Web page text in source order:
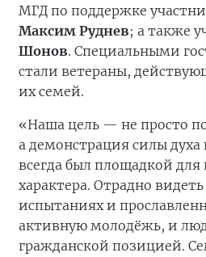
МГД по поддержке
Максим Руднев; а также
Шонов. Специальными
стали ветераны,
их семей.
«Наша цель — не просто
а демонстрация силы духа
всегда был площадкой для
характера. Отрадно
испытаниях и
активную молодёжь, и
гражданской позицией.